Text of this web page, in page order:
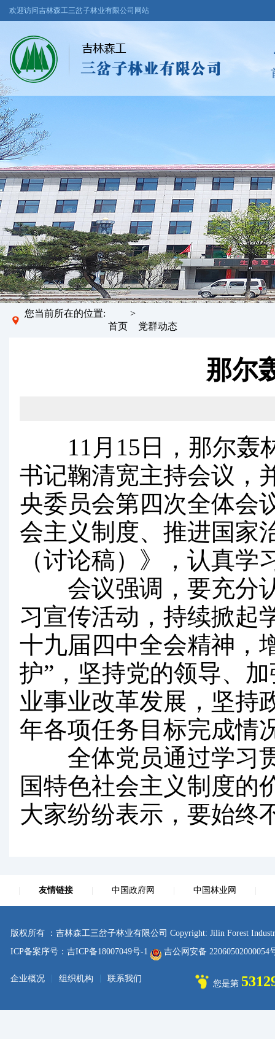
欢迎访问吉林森工三岔子林业有限公司网站
您当前所在的位置: 首页 > 党群动态
那尔
11月15日，那尔轰林
书记鞠清宽主持会议，
央委员会第四次全体会
会主义制度、推进国家
（讨论稿）》，认真
会议强调，要充分认
习宣传活动，持续掀起
十九届四中全会精神，
护”，坚持党的领导、
业事业改革发展，坚持
年各项任务目标完成情
全体党员通过学习贯
国特色社会主义制度的
大家纷纷表示，要始终
友情链接 中国政府网 中国林业网
版权所有 ：吉林森工三岔子林业有限公司 Copyright: Jilin Forest
ICP备案序号：吉ICP备18007049号-1
吉公网安备 22060502000054
企业概况 组织机构 联系我们
您是第